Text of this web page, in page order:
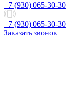
+7 (930) 065-30-30
+7 (930) 065-30-30
Заказать звонок